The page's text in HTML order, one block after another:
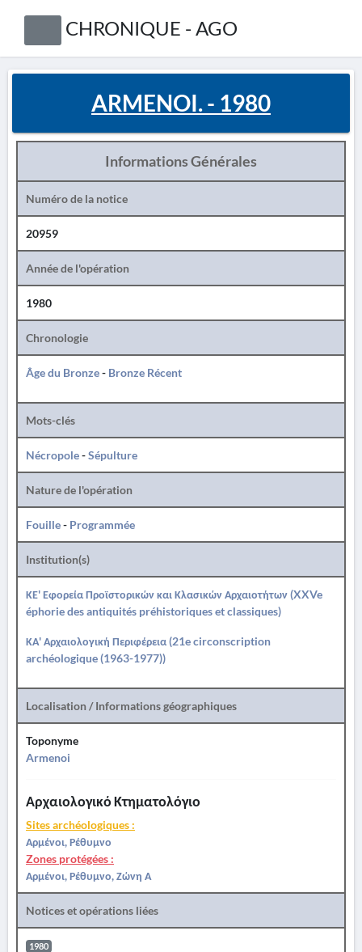
CHRONIQUE - AGO
ARMENOI. - 1980
Informations Générales
Numéro de la notice
20959
Année de l'opération
1980
Chronologie
Âge du Bronze- Bronze Récent
Mots-clés
Nécropole-Sépulture
Nature de l'opération
Fouille- Programmée
Institution(s)
ΚΕ' Εφορεία Προϊστορικών και Κλασικών Αρχαιοτήτων (XXVe
éphorie des antiquités préhistoriques et classiques)
ΚΑ' Αρχαιολογική Περιφέρεια (21e circonscription
archéologique (1963-1977))
Localisation / Informations géographiques
Toponyme
Armenoi
Αρχαιολογικό Κτηματολόγιο
Sites archéologiques :
Αρμένοι, Ρέθυμνο
Zones protégées :
Αρμένοι, Ρέθυμνο, Ζώνη Α
Notices et opérations liées
1980